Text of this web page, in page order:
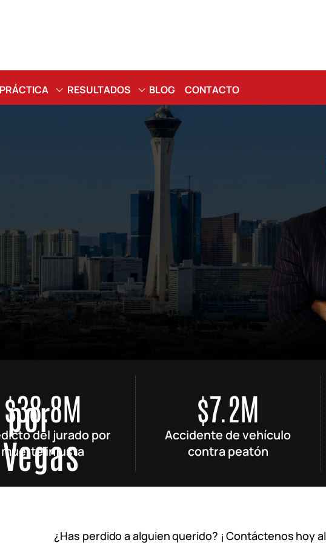
O
DE
EN
TÓXICO
RESULTADOS
VEREDICTOS Y
TESTIMONIOS
BLOG CONTACTO
por
$38.8M
del jurado por
muerte injusta
$7.2M
Accidente de vehículo
contra peatón
¿Has perdido a alguien querido? ¡ Contáctenos hoy al